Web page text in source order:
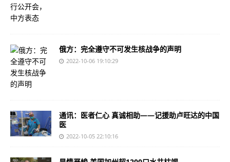
俄方：完全遵守不可发生核战争的声明
2022-10-06 19:10:29
通讯：医者仁心 真诚相助——记援助卢旺达的中国
医
2022-10-05 22:10:16